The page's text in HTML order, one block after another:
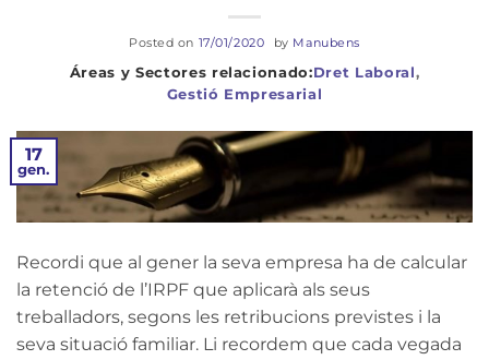
Dret Laboral,
Gestió Empresarial
Posted on 17/01/2020 by Manubens
17
gen.
Recordi que al gener la seva empresa ha de calcular
la retenció de l’IRPF que aplicarà als seus
treballadors, segons les retribucions previstes i la
seva situació familiar. Li recordem que cada vegada